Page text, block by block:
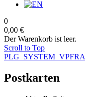
0
0,00 €
Der Warenkorb ist leer.
Scroll to Top
Postkarten